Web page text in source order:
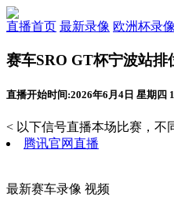
直播首页 最新录像 欧洲杯录像
赛车SRO GT杯宁波站排
直播开始时间:2026年6月4日 星期四
< 以下信号直播本场比赛，不
腾讯官网直播
最新赛车录像 视频